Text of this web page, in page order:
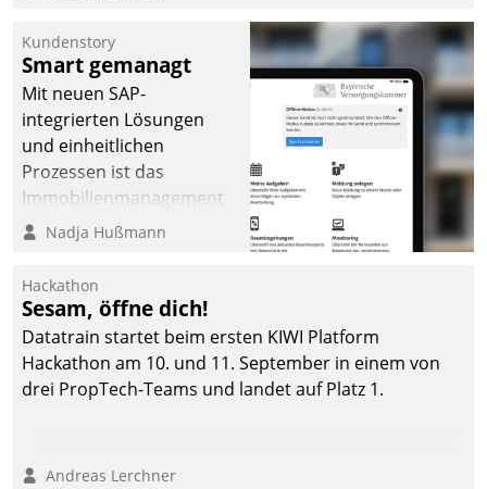
Kundenstory
Smart gemanagt
Mit neuen SAP-
integrierten Lösungen
und einheitlichen
Prozessen ist das
Immobilienmanagement
der Bayerischen
Ressort Kapitalanlage für
künftige Aufgaben und
Herausforderungen
gerüstet.
Nadja Hußmann
Hackathon
Sesam, öffne dich!
Datatrain startet beim ersten KIWI Platform
Hackathon am 10. und 11. September in einem von
drei PropTech-Teams und landet auf Platz 1.
Andreas Lerchner